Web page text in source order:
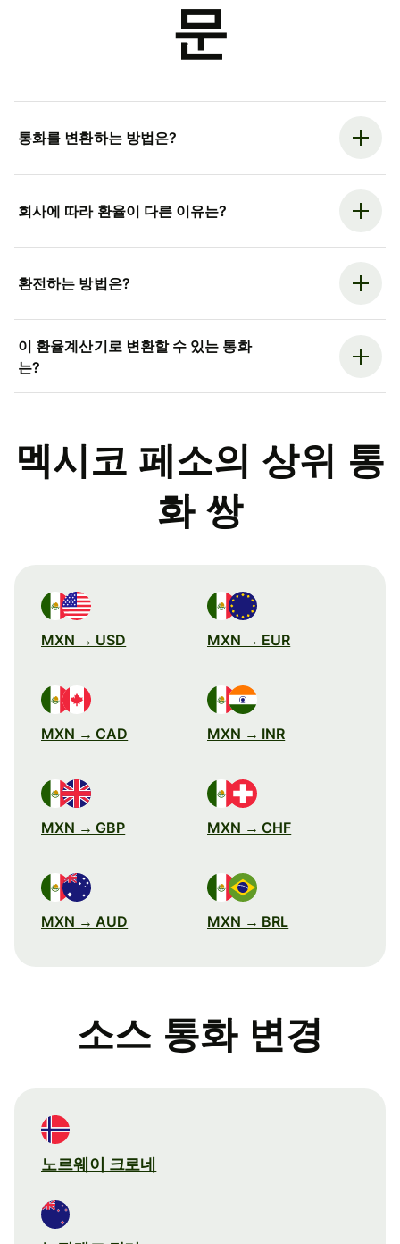
문
통화를 변환하는 방법은?
회사에 따라 환율이 다른 이유는?
환전하는 방법은?
이 환율계산기로 변환할 수 있는 통화
는?
멕시코 페소의 상위 통
화 쌍
MXN → USD MXN → EUR
MXN → CAD MXN → INR
MXN → GBP MXN → CHF
MXN → AUD MXN → BRL
소스 통화 변경
노르웨이 크로네